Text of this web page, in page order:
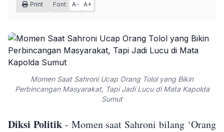
Print Font: A- A+
Momen Saat Sahroni Ucap Orang Tolol yang Bikin
Perbincangan Masyarakat, Tapi Jadi Lucu di Mata Kapolda
Sumut
Diksi Politik- Momen saat Sahroni bilang ‘Orang